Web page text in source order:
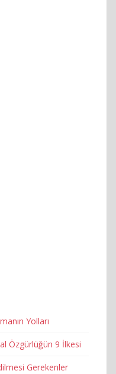
Yolları
Özgürlüğün 9 İlkesi
Gerekenler